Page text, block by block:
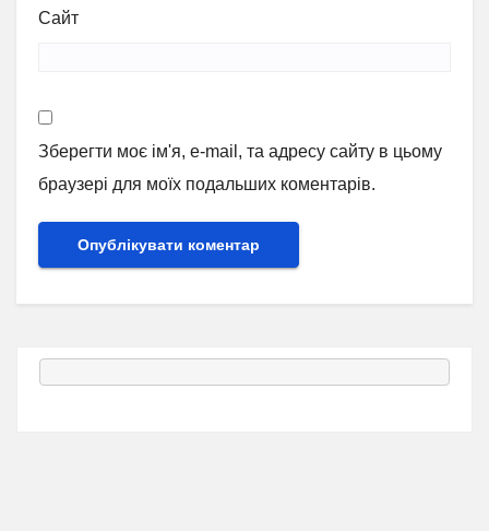
Сайт
Зберегти моє ім'я, e-mail, та адресу сайту в цьому
браузері для моїх подальших коментарів.